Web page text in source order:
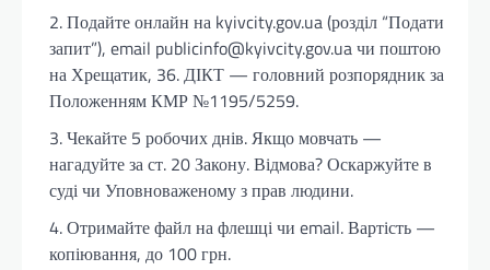
Подайте онлайн на kyivcity.gov.ua (розділ “Подати
запит”), email publicinfo@kyivcity.gov.ua чи поштою
на Хрещатик, 36. ДІКТ — головний розпорядник за
Положенням КМР №1195/5259.
Чекайте 5 робочих днів. Якщо мовчать —
нагадуйте за ст. 20 Закону. Відмова? Оскаржуйте в
суді чи Уповноваженому з прав людини.
Отримайте файл на флешці чи email. Вартість —
копіювання, до 100 грн.